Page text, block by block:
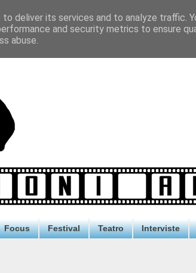
Focus Festival Teatro Interviste
deliver its services and to analyze traffic.
and security metrics to ensure
abuse.